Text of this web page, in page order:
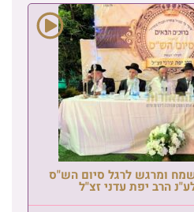
ומרגש לרגל סיום הש"ס
הרב יפת עדני זצ"ל